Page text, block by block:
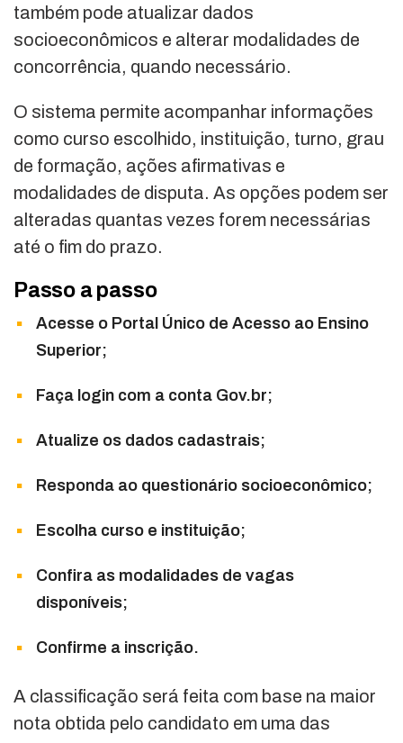
também pode atualizar dados
socioeconômicos e alterar modalidades de
concorrência, quando necessário.
O sistema permite acompanhar informações
como curso escolhido, instituição, turno, grau
de formação, ações afirmativas e
modalidades de disputa. As opções podem ser
alteradas quantas vezes forem necessárias
até o fim do prazo.
Passo a passo
Acesse o Portal Único de Acesso ao Ensino
Superior;
Faça login com a conta Gov.br;
Atualize os dados cadastrais;
Responda ao questionário socioeconômico;
Escolha curso e instituição;
Confira as modalidades de vagas
disponíveis;
Confirme a inscrição.
A classificação será feita com base na maior
nota obtida pelo candidato em uma das